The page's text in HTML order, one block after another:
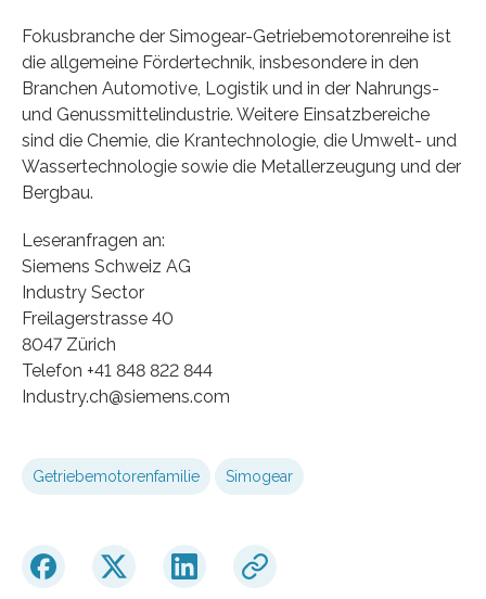
Fokusbranche der Simogear-Getriebemotorenreihe ist
die allgemeine Fördertechnik, insbesondere in den
Branchen Automotive, Logistik und in der Nahrungs-
und Genussmittelindustrie. Weitere Einsatzbereiche
sind die Chemie, die Krantechnologie, die Umwelt- und
Wassertechnologie sowie die Metallerzeugung und der
Bergbau.
Leseranfragen an:
Siemens Schweiz AG
Industry Sector
Freilagerstrasse 40
8047 Zürich
Telefon +41 848 822 844
Industry.ch@siemens.com
Getriebemotorenfamilie Simogear